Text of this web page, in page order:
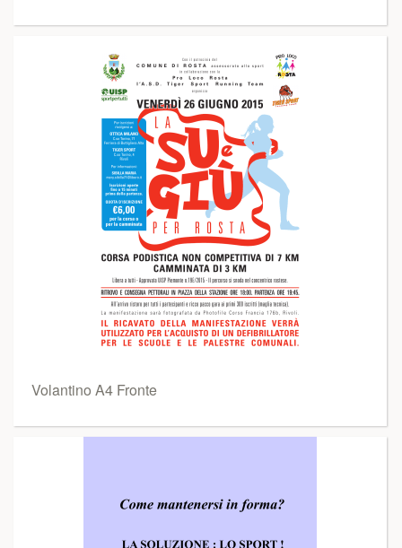
Volantino A4 Fronte